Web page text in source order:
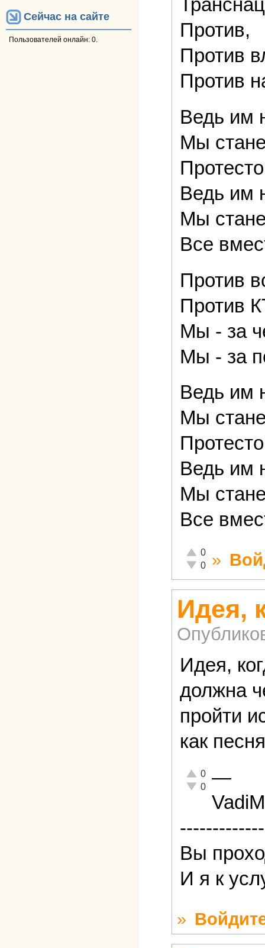
Сейчас на сайте
Пользователей онлайн: 0.
Против,
Против
Против
Ведь им
Мы
Ведь им
Мы
Все
Против
Против
Мы - за
Мы - за
Ведь им
Мы
Ведь им
Мы
Все
Отлично!
0
Неадекватно!
0 »
Идея,
Идея,
должна
пройти
как
Отлично!
0
Неадекватно!
0 —
Вы
И я к
»